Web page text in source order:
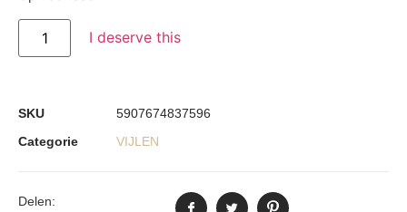
I deserve this
SKU
5907674837596
Categorie
VIJLEN
Delen: